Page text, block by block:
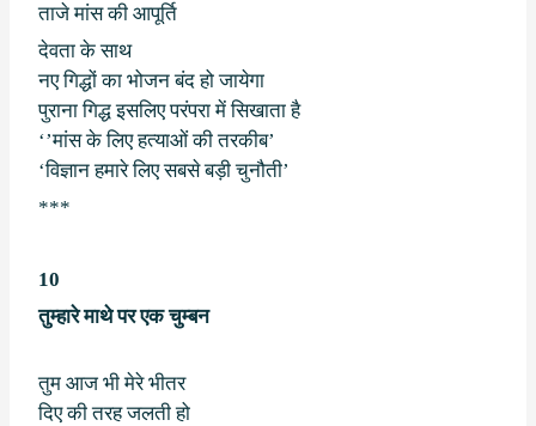
ताजे मांस की आपूर्ति
देवता के साथ
नए गिद्धों का भोजन बंद हो जायेगा
पुराना गिद्ध इसलिए परंपरा में सिखाता है
‘’मांस के लिए हत्याओं की तरकीब’
‘विज्ञान हमारे लिए सबसे बड़ी चुनौती’
***
10
तुम्हारे माथे पर एक चुम्बन
तुम आज भी मेरे भीतर
दिए की तरह जलती हो